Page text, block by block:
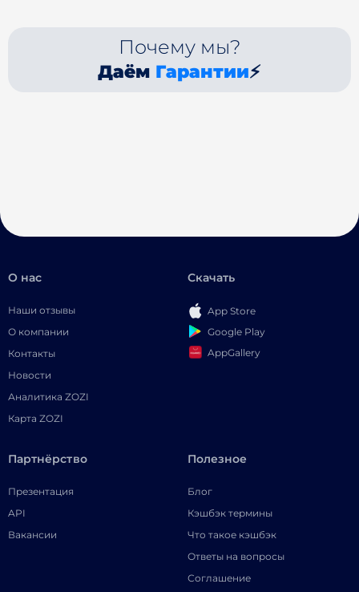
Почему мы?
Даём Гарантии⚡
О нас
Наши отзывы
О компании
Контакты
Новости
Аналитика ZOZI
Карта ZOZI
Скачать
App Store
Google Play
AppGallery
Партнёрство
Презентация
API
Вакансии
Полезное
Блог
Кэшбэк термины
Что такое кэшбэк
Ответы на вопросы
Соглашение